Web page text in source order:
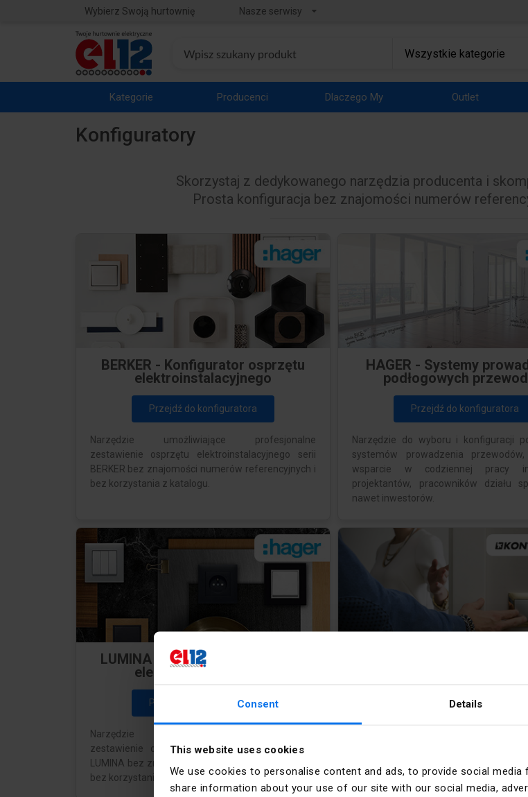
Consent Details
This website uses cookies
We use cookies to personalise content and ads, to provide social
share information about your use of our site with our social media,
Wybierz Swoją hurtownię Nasze serwisy
Kategorie Producenci Dlaczego My Outlet
Konfiguratory
Skorzystaj z dedykowanego narzędzia producenta i
Prosta konfiguracja bez znajomości numerów
BERKER - Konfigurator osprzętu
elektroinstalacyjnego
Przejdź do konfiguratora
Narzędzie umożliwiające profesjonalne
zestawienie osprzętu elektroinstalacyjnego serii
BERKER bez znajomości numerów referencyjnych i
bez korzystania z katalogu.
HAGER - Systemy
podłogowych
Przejdź do konfiguratora
Narzędzie do wyboru i konfiguracji
systemów prowadzenia przewodów,
wsparcie w codziennej pracy
projektantów, pracowników działu
nawet inwestorów.
LUMINA - Konfigurator osprzętu
elektroinstalacyjnego
Przejdź do konfiguratora
Narzędzie umożliwiające profesjonalne
zestawienie osprzętu elektroinstalacyjnego serii
LUMINA bez znajomości numerów referencyjnych i
bez korzystania z katalogu.
Przejdź do konfiguratora